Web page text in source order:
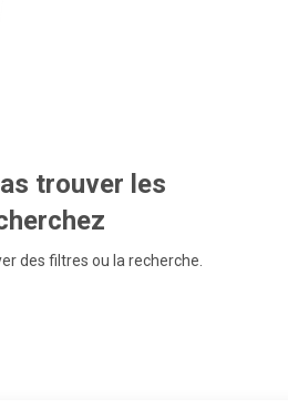
trouver les
des filtres ou la recherche.